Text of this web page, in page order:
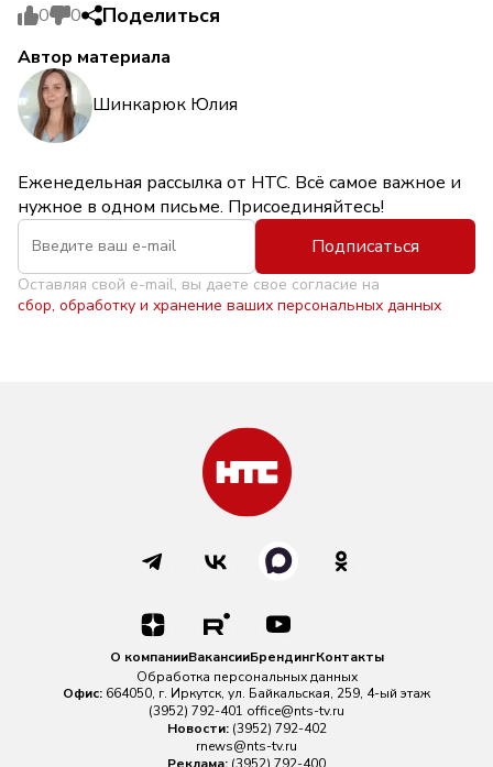
0 0 Поделиться
Автор материала
Шинкарюк Юлия
Еженедельная рассылка от НТС. Всё самое важное и
нужное в одном письме. Присоединяйтесь!
Подписаться
Оставляя свой e-mail, вы даете свое согласие на
сбор, обработку и хранение ваших персональных данных
О компанииВакансииБрендингКонтакты
Обработка персональных данных
Офис: 664050, г. Иркутск, ул. Байкальская, 259, 4-ый этаж
(3952) 792-401 office@nts-tv.ru
Новости: (3952) 792-402
rnews@nts-tv.ru